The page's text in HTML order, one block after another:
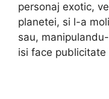
personaj exotic,
planetei, si l-a
sau,
isi face publicitate